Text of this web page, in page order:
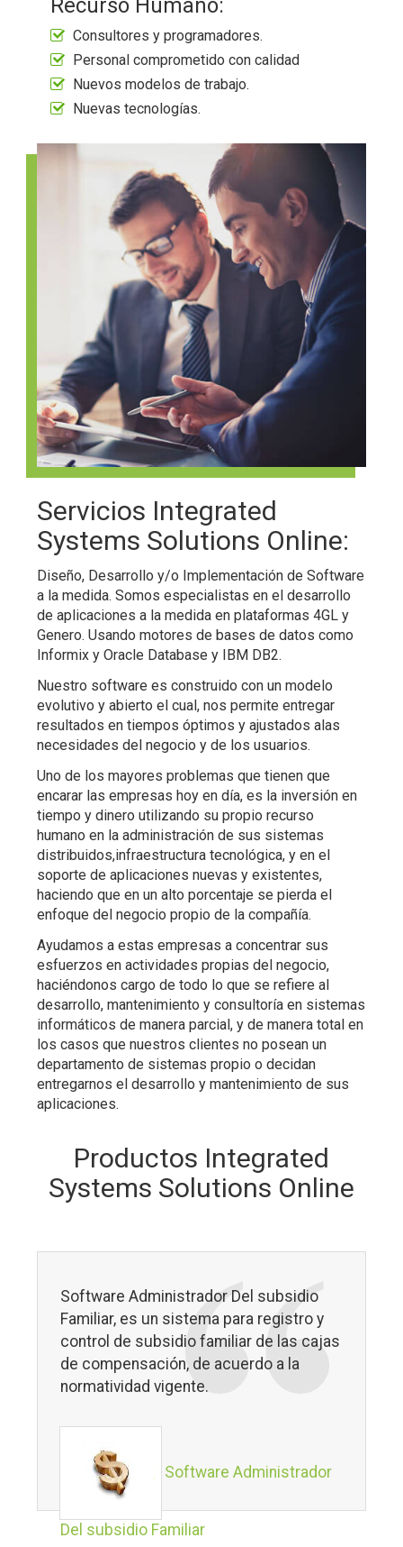
Recurso Humano:
Consultores y programadores.
Personal comprometido con calidad
Nuevos modelos de trabajo.
Nuevas tecnologías.
Servicios Integrated
Systems Solutions Online:
Diseño, Desarrollo y/o Implementación de Software
a la medida. Somos especialistas en el desarrollo
de aplicaciones a la medida en plataformas 4GL y
Genero. Usando motores de bases de datos como
Informix y Oracle Database y IBM DB2.
Nuestro software es construido con un modelo
evolutivo y abierto el cual, nos permite entregar
resultados en tiempos óptimos y ajustados alas
necesidades del negocio y de los usuarios.
Uno de los mayores problemas que tienen que
encarar las empresas hoy en día, es la inversión en
tiempo y dinero utilizando su propio recurso
humano en la administración de sus sistemas
distribuidos,infraestructura tecnológica, y en el
soporte de aplicaciones nuevas y existentes,
haciendo que en un alto porcentaje se pierda el
enfoque del negocio propio de la compañía.
Ayudamos a estas empresas a concentrar sus
esfuerzos en actividades propias del negocio,
haciéndonos cargo de todo lo que se refiere al
desarrollo, mantenimiento y consultoría en sistemas
informáticos de manera parcial, y de manera total en
los casos que nuestros clientes no posean un
departamento de sistemas propio o decidan
entregarnos el desarrollo y mantenimiento de sus
aplicaciones.
Productos Integrated
Systems Solutions Online
Software Administrador Del subsidio
Familiar, es un sistema para registro y
control de subsidio familiar de las cajas
de compensación, de acuerdo a la
normatividad vigente.
Software Administrador
Del subsidio Familiar